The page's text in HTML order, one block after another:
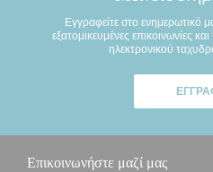
Εγγραφείτε στο ενημερωτικό
εξατομικευμένες επικοινωνίες
ηλεκτρονικού
Επικοινωνήστε μαζί μας